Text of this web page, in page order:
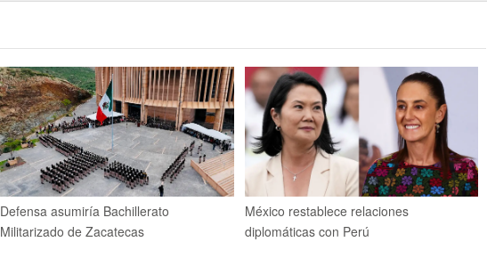
Defensa asumiría Bachillerato
Militarizado de Zacatecas
México restablece relaciones
diplomáticas con Perú